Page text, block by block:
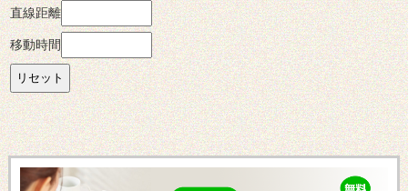
直線距離
移動時間